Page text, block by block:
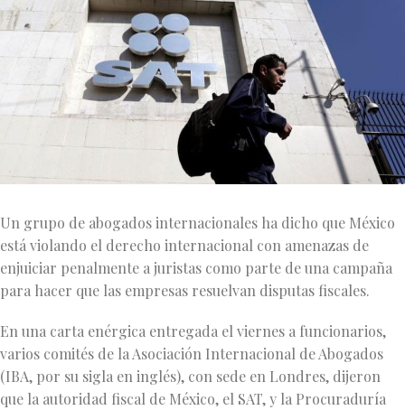
Un grupo de abogados internacionales ha dicho que México
está violando el derecho internacional con amenazas de
enjuiciar penalmente a juristas como parte de una campaña
para hacer que las empresas resuelvan disputas fiscales.
En una carta enérgica entregada el viernes a funcionarios,
varios comités de la Asociación Internacional de Abogados
(IBA, por su sigla en inglés), con sede en Londres, dijeron
que la autoridad fiscal de México, el SAT, y la Procuraduría